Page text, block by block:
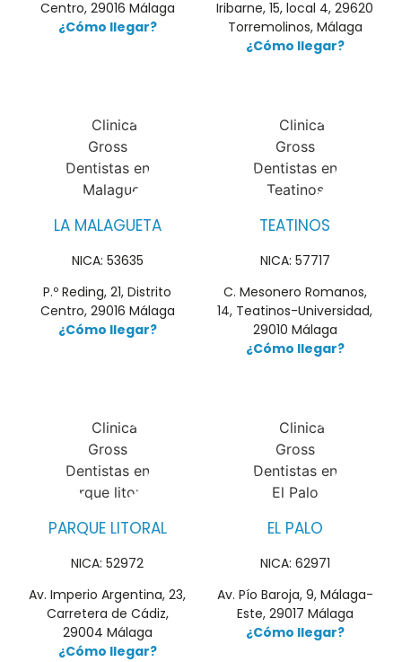
Centro, 29016 Málaga
¿Cómo llegar?
Iribarne, 15, local 4, 29620
Torremolinos, Málaga
¿Cómo llegar?
LA MALAGUETA
NICA: 53635
P.º Reding, 21, Distrito
Centro, 29016 Málaga
¿Cómo llegar?
TEATINOS
NICA: 57717
C. Mesonero Romanos,
14, Teatinos-Universidad,
29010 Málaga
¿Cómo llegar?
PARQUE LITORAL
NICA: 52972
Av. Imperio Argentina, 23,
Carretera de Cádiz,
29004 Málaga
¿Cómo llegar?
EL PALO
NICA: 62971
Av. Pío Baroja, 9, Málaga-
Este, 29017 Málaga
¿Cómo llegar?